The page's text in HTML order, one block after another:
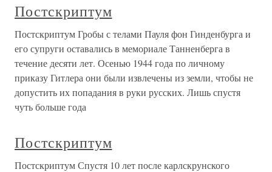
Постскриптум
Постскриптум Гробы с телами Пауля фон Гинденбурга и
его супруги оставались в мемориале Танненберга в
течение десяти лет. Осенью 1944 года по личному
приказу Гитлера они были извлечены из земли, чтобы не
допустить их попадания в руки русских. Лишь спустя
чуть больше года
Постскриптум
Постскриптум Спустя 10 лет после карлскрунского